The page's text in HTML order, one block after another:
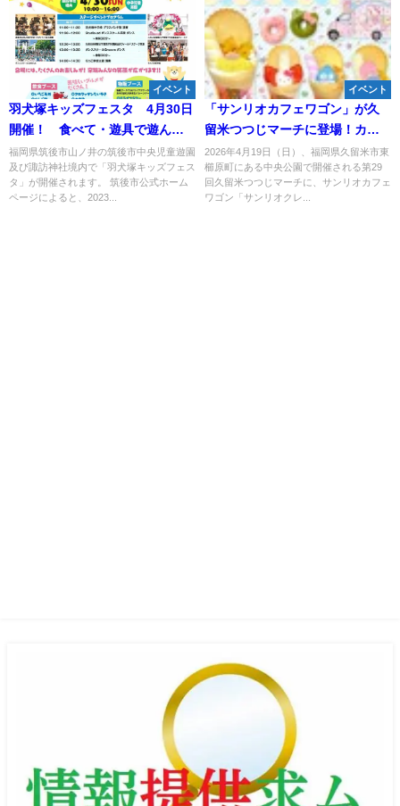
イベント
羽犬塚キッズフェスタ 4月30日
開催！ 食べて・遊具で遊ん
で・舞台を楽しめる（筑後市）
福岡県筑後市山ノ井の筑後市中央児童遊園
及び諏訪神社境内で「羽犬塚キッズフェス
タ」が開催されます。 筑後市公式ホーム
ページによると、2023...
イベント
「サンリオカフェワゴン」が久
留米つつじマーチに登場！カフ
ェワゴンでしか買えないオリジ
ナルグッズも販売
2026年4月19日（日）、福岡県久留米市東
櫛原町にある中央公園で開催される第29
回久留米つつじマーチに、サンリオカフェ
ワゴン「サンリオクレ...